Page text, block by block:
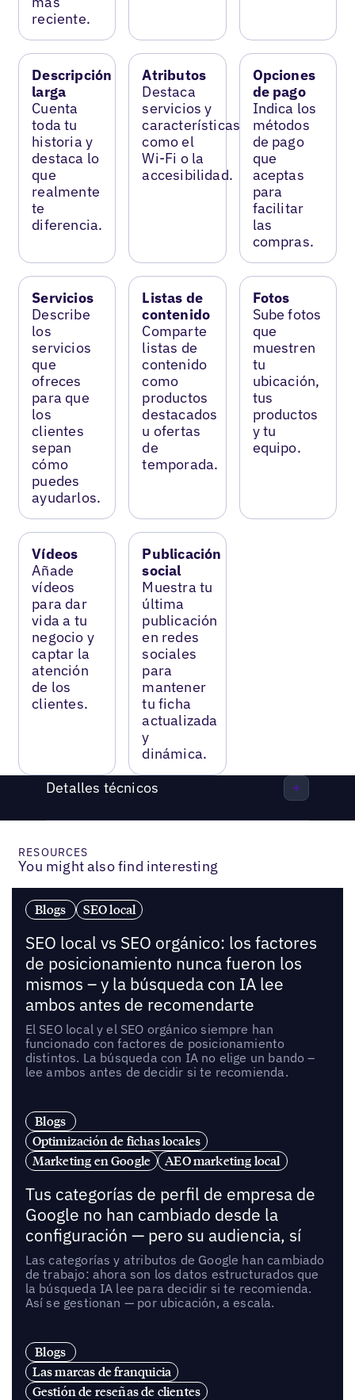
reciente.
Descripción
larga
Cuenta
toda tu
historia y
destaca lo
que
realmente
te
diferencia.
Atributos
Destaca
servicios y
características
como el
Wi-Fi o la
accesibilidad.
Opciones
de pago
Indica los
métodos
de pago
que
aceptas
para
facilitar
las
compras.
Servicios
Describe
los
servicios
que
ofreces
para que
los
clientes
sepan
cómo
puedes
ayudarlos.
Listas de
contenido
Comparte
listas de
contenido
como
productos
destacados
u ofertas
de
temporada.
Fotos
Sube fotos
que
muestren
tu
ubicación,
tus
productos
y tu
equipo.
Vídeos
Añade
vídeos
para dar
vida a tu
negocio y
captar la
atención
de los
clientes.
Publicación
social
Muestra tu
última
publicación
en redes
sociales
para
mantener
tu ficha
actualizada
y
dinámica.
Detalles técnicos
RESOURCES
You might also find interesting
Blogs SEO local
SEO local vs SEO orgánico: los factores
de posicionamiento nunca fueron los
mismos – y la búsqueda con IA lee
ambos antes de recomendarte
El SEO local y el SEO orgánico siempre han
funcionado con factores de posicionamiento
distintos. La búsqueda con IA no elige un bando –
lee ambos antes de decidir si te recomienda.
Blogs
Optimización de fichas locales
Marketing en Google
AEO marketing local
Tus categorías de perfil de empresa de
Google no han cambiado desde la
configuración — pero su audiencia, sí
Las categorías y atributos de Google han cambiado
de trabajo: ahora son los datos estructurados que
la búsqueda IA lee para decidir si te recomienda.
Así se gestionan — por ubicación, a escala.
Blogs
Las marcas de franquicia
Gestión de reseñas de clientes